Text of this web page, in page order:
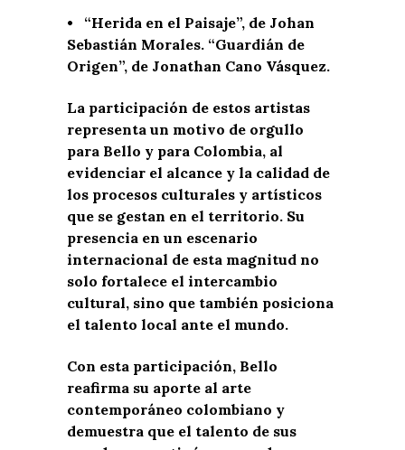
• “Herida en el Paisaje”, de Johan
Sebastián Morales. “Guardián de
Origen”, de Jonathan Cano Vásquez.
La participación de estos artistas
representa un motivo de orgullo
para Bello y para Colombia, al
evidenciar el alcance y la calidad de
los procesos culturales y artísticos
que se gestan en el territorio. Su
presencia en un escenario
internacional de esta magnitud no
solo fortalece el intercambio
cultural, sino que también posiciona
el talento local ante el mundo.
Con esta participación, Bello
reafirma su aporte al arte
contemporáneo colombiano y
demuestra que el talento de sus